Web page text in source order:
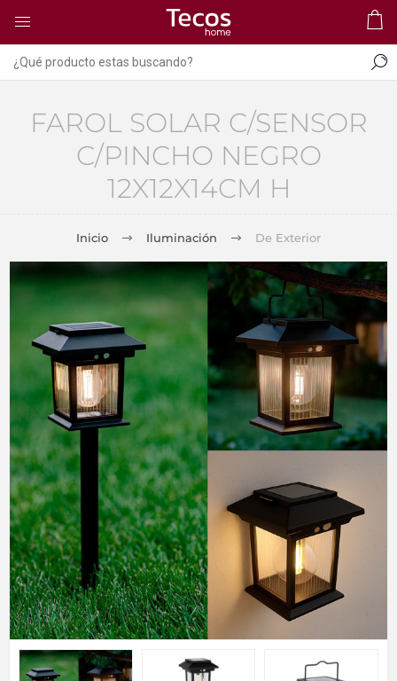
FAROL SOLAR C/SENSOR
C/PINCHO NEGRO
12X12X14CM H
Inicio Iluminación De Exterior